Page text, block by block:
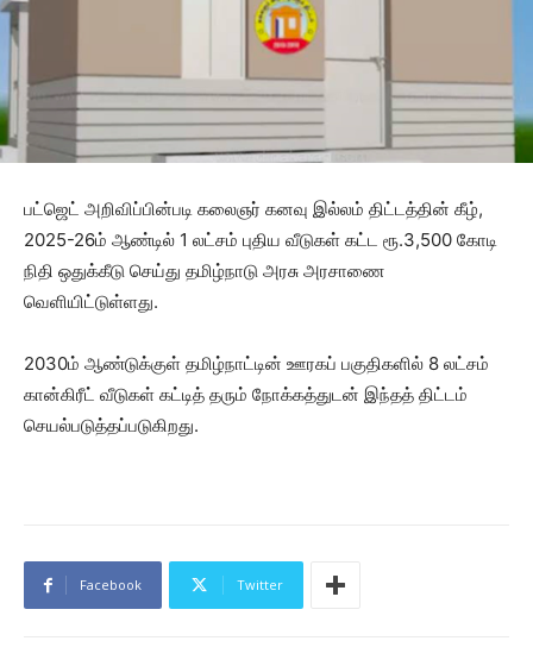
பட்ஜெட் அறிவிப்பின்படி கலைஞர் கனவு இல்லம் திட்டத்தின் கீழ்,
2025-26ம் ஆண்டில் 1 லட்சம் புதிய வீடுகள் கட்ட ரூ.3,500 கோடி
நிதி ஒதுக்கீடு செய்து தமிழ்நாடு அரசு அரசாணை
வெளியிட்டுள்ளது.
2030ம் ஆண்டுக்குள் தமிழ்நாட்டின் ஊரகப் பகுதிகளில் 8 லட்சம்
கான்கிரீட் வீடுகள் கட்டித் தரும் நோக்கத்துடன் இந்தத் திட்டம்
செயல்படுத்தப்படுகிறது.
Facebook Twitter